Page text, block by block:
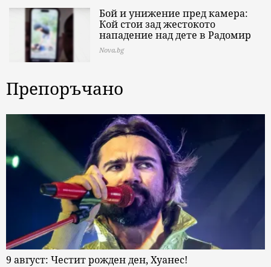
Бой и унижение пред камера:
Кой стои зад жестокото
нападение над дете в Радомир
Nova.bg
Препоръчано
9 август: Честит рожден ден, Хуанес!